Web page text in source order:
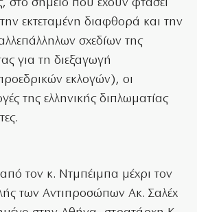
στο σημείο που έχουν φτάσει
εκτεταμένη διαφθορά και την
σχεδίων της
για τη διεξαγωγή
εκλογών), οι
της ελληνικής διπλωματίας
τον κ. Ντμπέιμπα μέχρι τον
των Αντιπροσώπων Ακ. Σαλέχ